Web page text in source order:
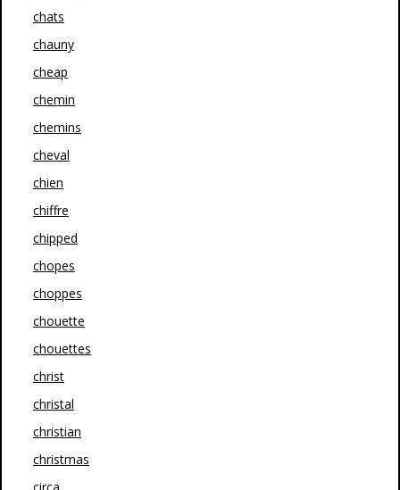
chats
chauny
cheap
chemin
chemins
cheval
chien
chiffre
chipped
chopes
choppes
chouette
chouettes
christ
christal
christian
christmas